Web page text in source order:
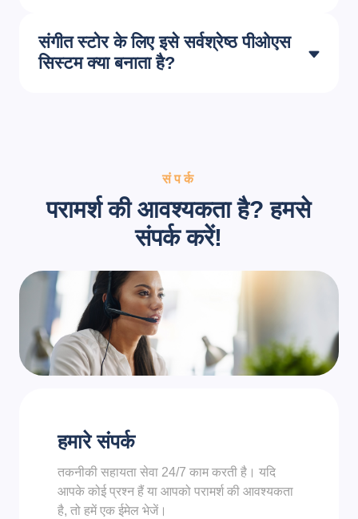
संगीत स्टोर के लिए इसे सर्वश्रेष्ठ पीओएस
सिस्टम क्या बनाता है?
संपर्क
परामर्श की आवश्यकता है? हमसे
संपर्क करें!
हमारे संपर्क
तकनीकी सहायता सेवा 24/7 काम करती है। यदि
आपके कोई प्रश्न हैं या आपको परामर्श की आवश्यकता
है, तो हमें एक ईमेल भेजें।